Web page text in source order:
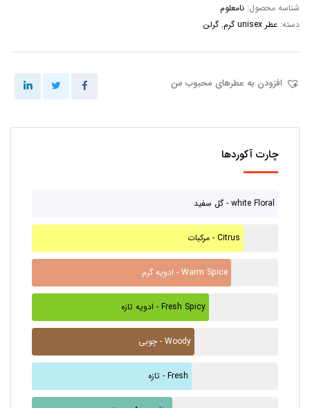
شناسه محصول: نامعلوم
دسته: عطر unisex گرم , گرلن
افزودن به عطرهای محبوب من
چارت آکوردها
گل سفید - white Floral
مرکبات - Citrus
ادویه گرم - Warm Spice
ادویه تازه - Fresh Spicy
چوبی - Woody
تازه - Fresh